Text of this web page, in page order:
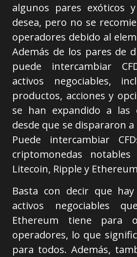
algunos pares exóticos
desea, pero no se
operadores debido al
Además de los pares de
puede intercambiar
activos negociables,
productos, acciones y
se han expandido a las
desde que se dispararon
Puede intercambiar
criptomonedas
Litecoin, Ripple y
Basta con decir que
activos negociables
Ethereum tiene para
operadores, lo que
para todos. Además,